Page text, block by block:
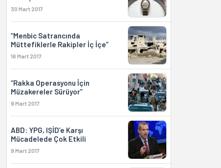
30 Mart 2017
“Menbic Satrancında
Müttefiklerle Rakipler İç İçe”
16 Mart 2017
“Rakka Operasyonu İçin
Müzakereler Sürüyor”
9 Mart 2017
ABD: YPG, IŞİD’e Karşı
Mücadelede Çok Etkili
9 Mart 2017